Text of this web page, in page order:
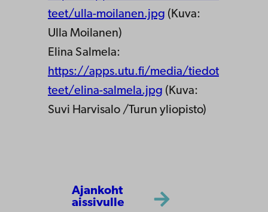
teet/ulla-moilanen.jpg (Kuva:
Ulla Moilanen)
Elina Salmela:
https://apps.utu.fi/media/tiedot
teet/elina-salmela.jpg (Kuva:
Suvi Harvisalo /Turun yliopisto)
Ajankoht
aissivulle